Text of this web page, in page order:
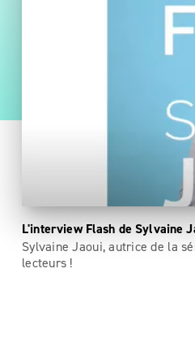
L'interview Flash de Sylvaine
Sylvaine Jaoui, autrice de la
lecteurs !